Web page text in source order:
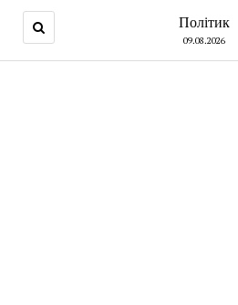
Політик
09.08.2026